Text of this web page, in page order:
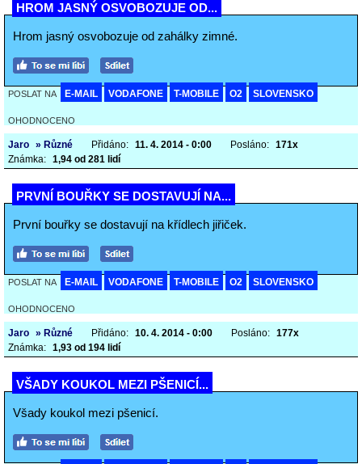
HROM JASNÝ OSVOBOZUJE OD...
Hrom jasný osvobozuje od zahálky zimné.
POSLAT NA E-MAIL VODAFONE T-MOBILE O2 SLOVENSKO
OHODNOCENO
Jaro » Různé Přidáno: 11. 4. 2014 - 0:00 Posláno: 171x
Známka: 1,94 od 281 lidí
PRVNÍ BOUŘKY SE DOSTAVUJÍ NA...
První bouřky se dostavují na křídlech jiřiček.
POSLAT NA E-MAIL VODAFONE T-MOBILE O2 SLOVENSKO
OHODNOCENO
Jaro » Různé Přidáno: 10. 4. 2014 - 0:00 Posláno: 177x
Známka: 1,93 od 194 lidí
VŠADY KOUKOL MEZI PŠENICÍ...
Všady koukol mezi pšenicí.